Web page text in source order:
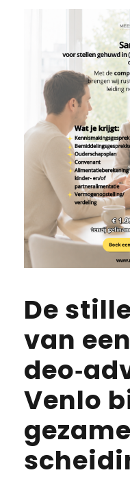
De
van
Venlo